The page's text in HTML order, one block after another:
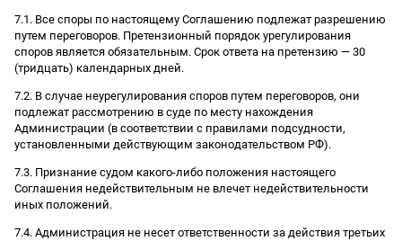
7.1. Все споры по настоящему Соглашению подлежат разрешению
путем переговоров. Претензионный порядок урегулирования
споров является обязательным. Срок ответа на претензию — 30
(тридцать) календарных дней.
7.2. В случае неурегулирования споров путем переговоров, они
подлежат рассмотрению в суде по месту нахождения
Администрации (в соответствии с правилами подсудности,
установленными действующим законодательством РФ).
7.3. Признание судом какого-либо положения настоящего
Соглашения недействительным не влечет недействительности
иных положений.
7.4. Администрация не несет ответственности за действия третьих